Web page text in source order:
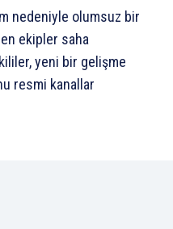
nedeniyle olumsuz bir
ekipler saha
yeni bir gelişme
resmi kanallar